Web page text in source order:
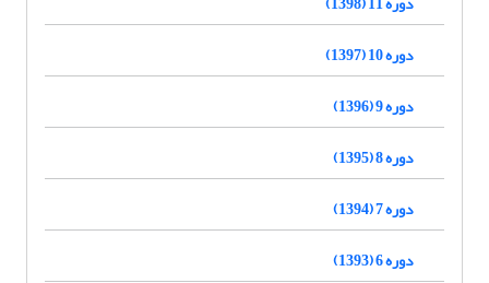
دوره 10 (1397)
دوره 9 (1396)
دوره 8 (1395)
دوره 7 (1394)
دوره 6 (1393)